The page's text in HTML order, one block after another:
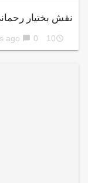
نقش بختیار
access_time
10 years ago
chat_bubble 0